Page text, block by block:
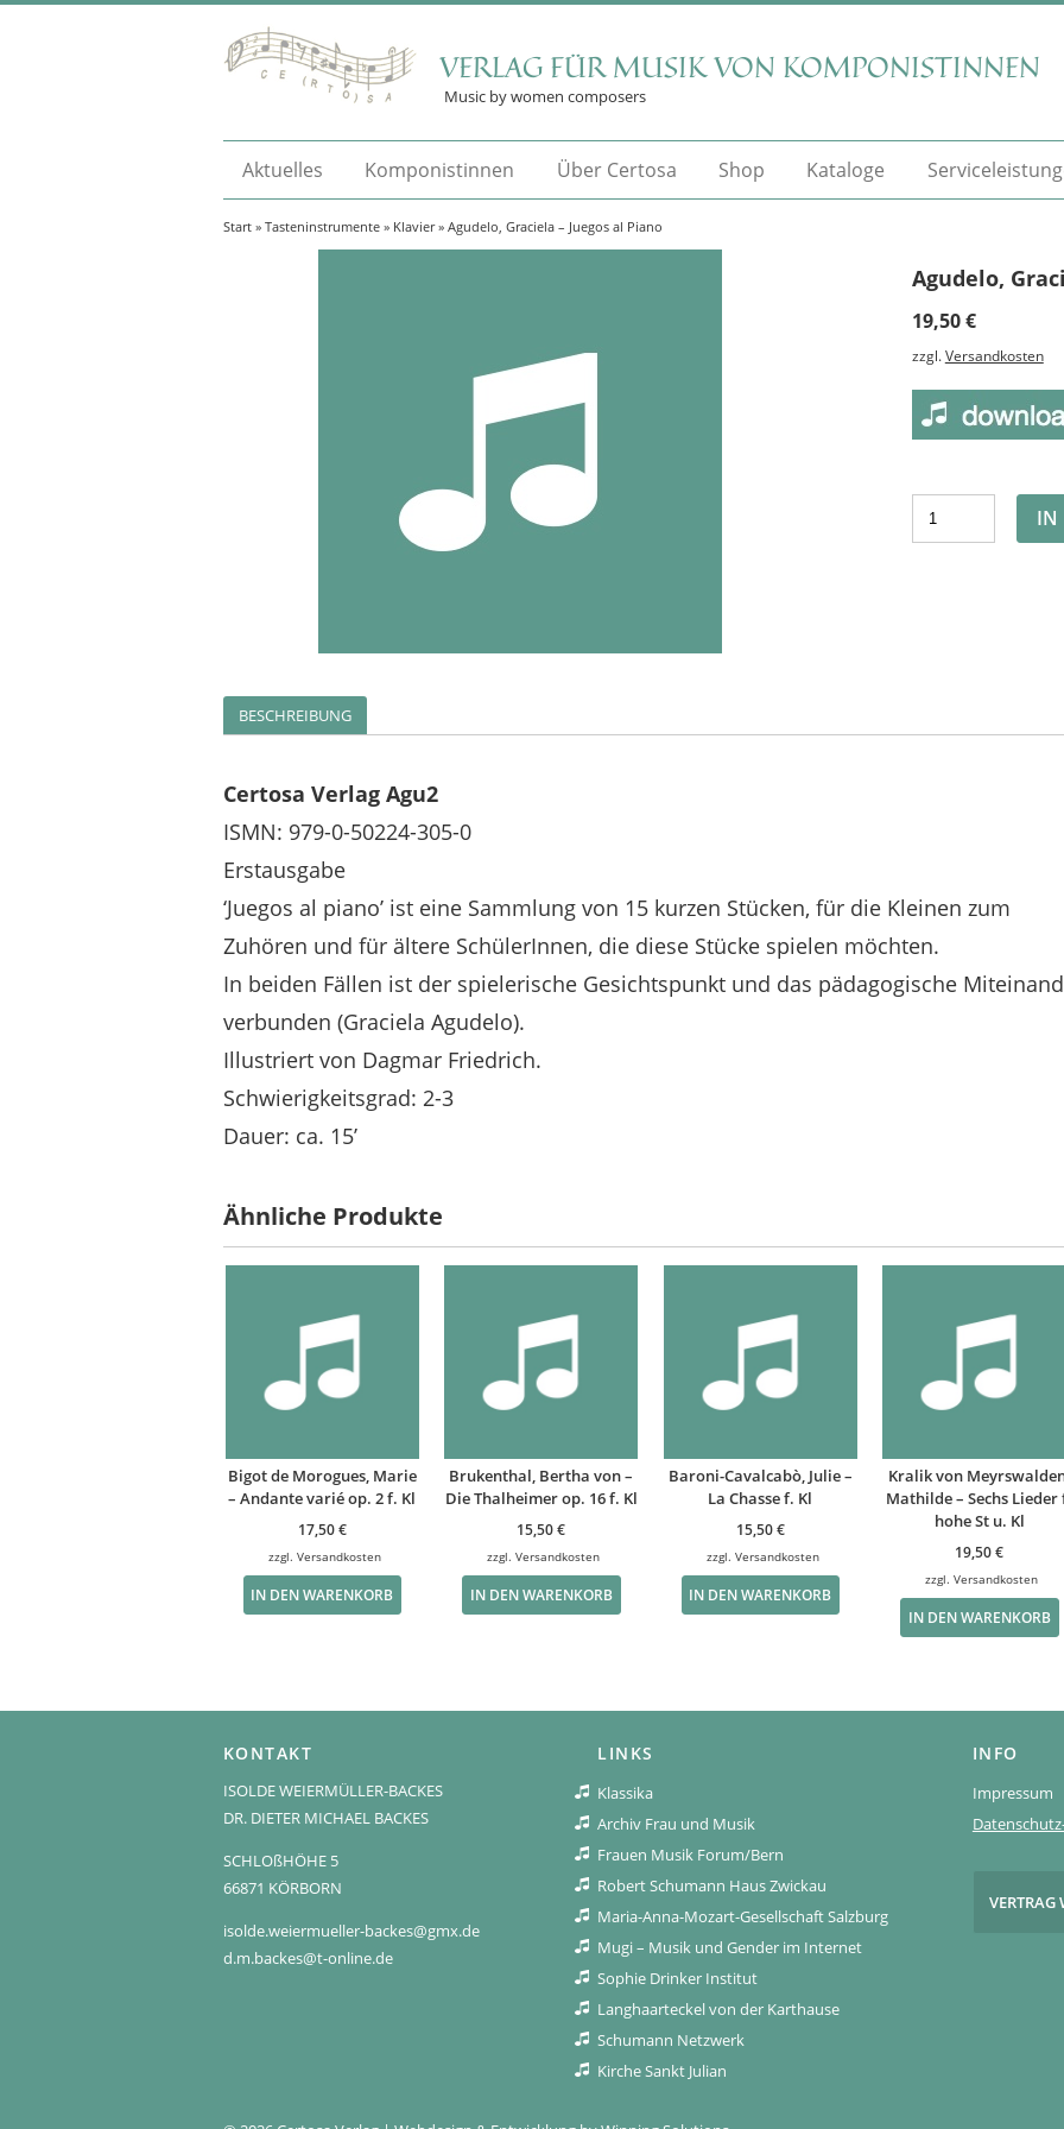
VERLAG FÜR MUSIK VON KOMPONISTINNEN
Music by women composers
Aktuelles Komponistinnen Über Certosa Shop Kataloge
Start » Tasteninstrumente » Klavier» Agudelo, Graciela – Juegos al Piano
Agudelo,
19,50€
zzgl. Versandkosten
IN
BESCHREIBUNG
Certosa Verlag Agu2
ISMN: 979-0-50224-305-0
Erstausgabe
‘Juegos al piano’ ist eine Sammlung von 15 kurzen Stücken, für die Kleinen zum
Zuhören und für ältere SchülerInnen, die diese Stücke spielen möchten.
In beiden Fällen ist der spielerische Gesichtspunkt und das pädagogische
verbunden (Graciela Agudelo).
Illustriert von Dagmar Friedrich.
Schwierigkeitsgrad: 2-3
Dauer: ca. 15’
Ähnliche Produkte
Bigot de Morogues, Marie
– Andante varié op. 2 f. Kl
17,50€
zzgl. Versandkosten
IN DEN WARENKORB
Brukenthal, Bertha von –
Die Thalheimer op. 16 f. Kl
15,50€
zzgl.Versandkosten
IN DEN WARENKORB
Baroni-Cavalcabò, Julie –
La Chasse f. Kl
15,50€
zzgl. Versandkosten
IN DEN WARENKORB
Kralik von
Mathilde – Sechs Lieder
hohe St u. Kl
19,50€
zzgl.Versandkosten
IN DEN WARENKORB
KONTAKT
ISOLDE WEIERMÜLLER-BACKES
DR. DIETER MICHAEL BACKES
SCHLOßHÖHE 5
66871 KÖRBORN
isolde.weiermueller-backes@gmx.de
d.m.backes@t-online.de
LINKS
Klassika
Archiv Frau und Musik
Frauen Musik Forum/Bern
Robert Schumann Haus Zwickau
Maria-Anna-Mozart-Gesellschaft Salzburg
Mugi – Musik und Gender im Internet
Sophie Drinker Institut
Langhaarteckel von der Karthause
Schumann Netzwerk
Kirche Sankt Julian
INFO
Impressum
VERTRAG